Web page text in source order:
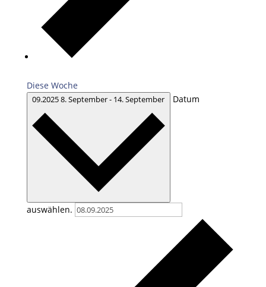
Diese Woche
09.20258. September- 14. September Datum
auswählen.